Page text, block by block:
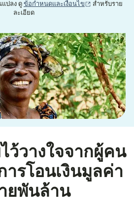
แปลง ดู ข้อกำหนดและเงื่อนไข (เปิดในหน้าต่า
สำหรับราย
ละเอียด
ว้วางใจจากผู้คน
รโอนเงินมูลค่า
ยพันล้าน